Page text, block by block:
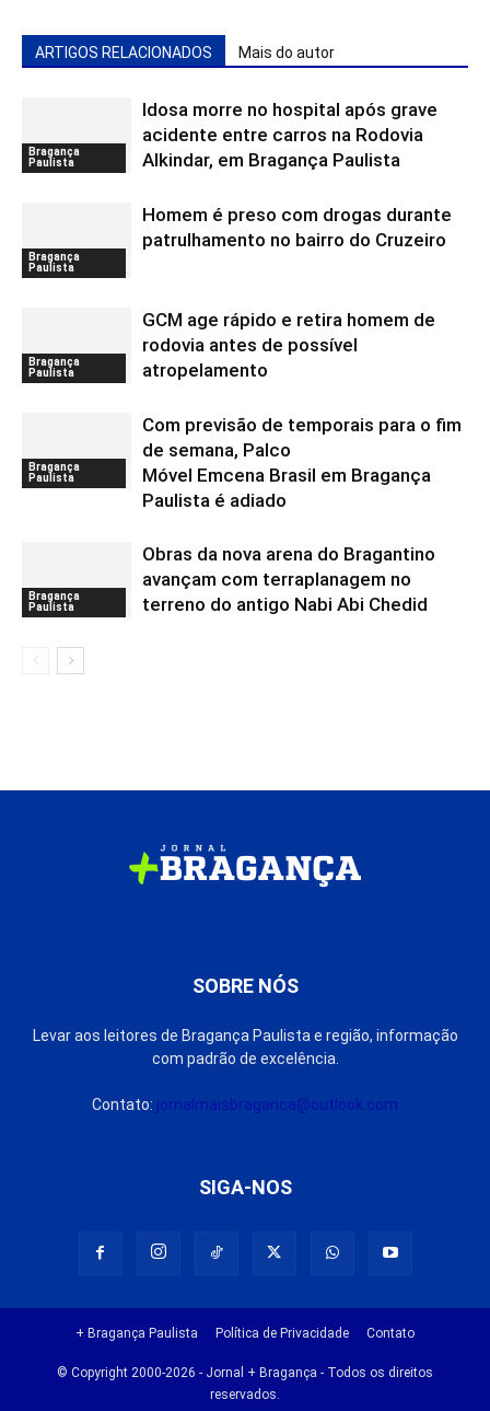
ARTIGOS RELACIONADOS Mais do autor
Bragança
Paulista
Idosa morre no hospital após grave
acidente entre carros na Rodovia
Alkindar, em Bragança Paulista
Bragança
Paulista
Homem é preso com drogas durante
patrulhamento no bairro do Cruzeiro
Bragança
Paulista
GCM age rápido e retira homem de
rodovia antes de possível
atropelamento
Bragança
Paulista
Com previsão de temporais para o fim
de semana, Palco
Móvel Emcena Brasil em Bragança
Paulista é adiado
Bragança
Paulista
Obras da nova arena do Bragantino
avançam com terraplanagem no
terreno do antigo Nabi Abi Chedid
SOBRE NÓS
Levar aos leitores de Bragança Paulista e região, informação
com padrão de excelência.
Contato: jornalmaisbraganca@outlook.com
SIGA-NOS
+ Bragança Paulista Política de Privacidade Contato
© Copyright 2000-2026 - Jornal + Bragança - Todos os direitos
reservados.